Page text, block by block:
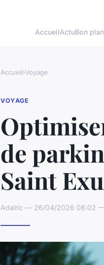
AccueilActuBon plan
Accueil›Voyage
VOYAGE
de
Saint
Adalric — 26/04/2026 08:02 —